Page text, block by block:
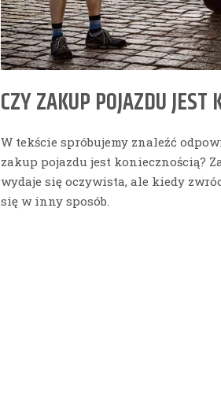
CZY ZAKUP POJAZDU JEST
W tekście spróbujemy znaleźć
zakup pojazdu jest koniecznością?
wydaje się oczywista, ale kiedy
się w inny sposób.